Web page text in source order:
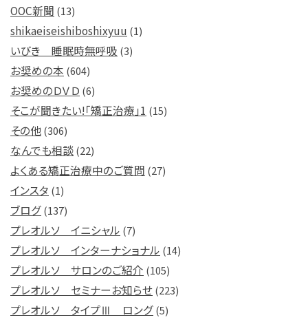
OOC新聞 (13)
shikaeiseishiboshixyuu (1)
いびき 睡眠時無呼吸 (3)
お奨めの本 (604)
お奨めのＤＶＤ (6)
そこが聞きたい!「矯正治療」1 (15)
その他(306)
なんでも相談(22)
よくある矯正治療中のご質問 (27)
インスタ (1)
ブログ(137)
プレオルソ イニシャル (7)
プレオルソ インターナショナル (14)
プレオルソ サロンのご紹介 (105)
プレオルソ セミナーお知らせ(223)
プレオルソ タイプⅢ ロング(5)